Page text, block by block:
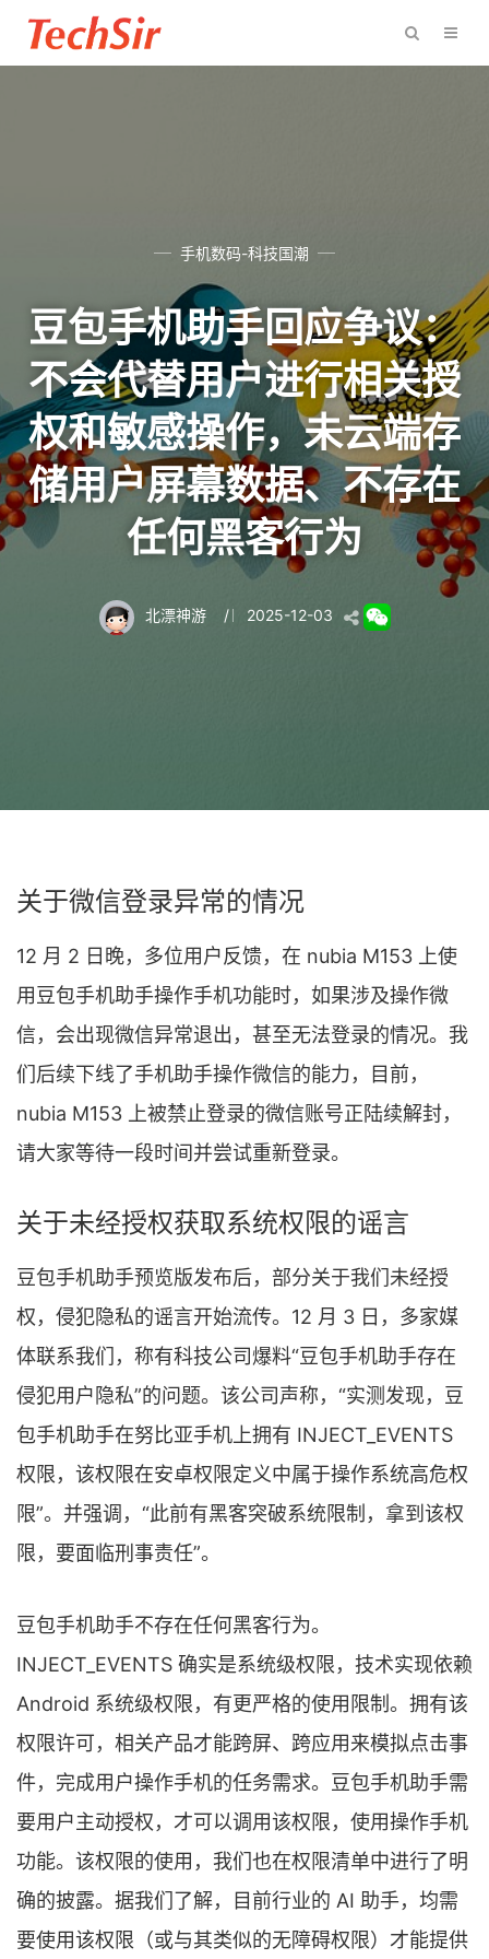
手机数码-科技国潮
豆包手机助手回应争议：
不会代替用户进行相关授
权和敏感操作，未云端存
储用户屏幕数据、不存在
任何黑客行为
北漂神游 / 2025-12-03
关于微信登录异常的情况
12 月 2 日晚，多位用户反馈，在 nubia M153 上使
用豆包手机助手操作手机功能时，如果涉及操作微
信，会出现微信异常退出，甚至无法登录的情况。我
们后续下线了手机助手操作微信的能力，目前，
nubia M153 上被禁止登录的微信账号正陆续解封，
请大家等待一段时间并尝试重新登录。
关于未经授权获取系统权限的谣言
豆包手机助手预览版发布后，部分关于我们未经授
权，侵犯隐私的谣言开始流传。12 月 3 日，多家媒
体联系我们，称有科技公司爆料“豆包手机助手存在
侵犯用户隐私”的问题。该公司声称，“实测发现，豆
包手机助手在努比亚手机上拥有 INJECT_EVENTS
权限，该权限在安卓权限定义中属于操作系统高危权
限”。并强调，“此前有黑客突破系统限制，拿到该权
限，要面临刑事责任”。
豆包手机助手不存在任何黑客行为。
INJECT_EVENTS 确实是系统级权限，技术实现依赖
Android 系统级权限，有更严格的使用限制。拥有该
权限许可，相关产品才能跨屏、跨应用来模拟点击事
件，完成用户操作手机的任务需求。豆包手机助手需
要用户主动授权，才可以调用该权限，使用操作手机
功能。该权限的使用，我们也在权限清单中进行了明
确的披露。据我们了解，目前行业的 AI 助手，均需
要使用该权限（或与其类似的无障碍权限）才能提供